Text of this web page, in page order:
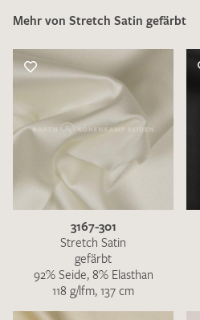
MUSTERANFRAGE
Mehr von Stretch Satin gefärbt
3167-301
Stretch Satin
gefärbt
92% Seide, 8% Elasthan
118 g/lfm, 137 cm